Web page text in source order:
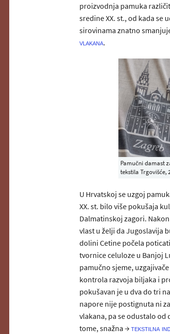
proizvodnja pamuka
sredine XX. st., od kada
sirovinama znatno
vlakana.
Pamučni damast
tekstila Trgovišće,
U Hrvatskoj se uzgoj
XX. st. bilo više pokušaja
Dalmatinskoj zagori.
vlast u želji da Jugoslavija
dolini Cetine počela
tvornice celuloze u Banjoj
pamučno sjeme,
kontrola razvoja biljaka i
pokušavan je u dva do tri
napore nije postignuta ni
vlakana, pa se odustalo
tome, snažna →tekstilna